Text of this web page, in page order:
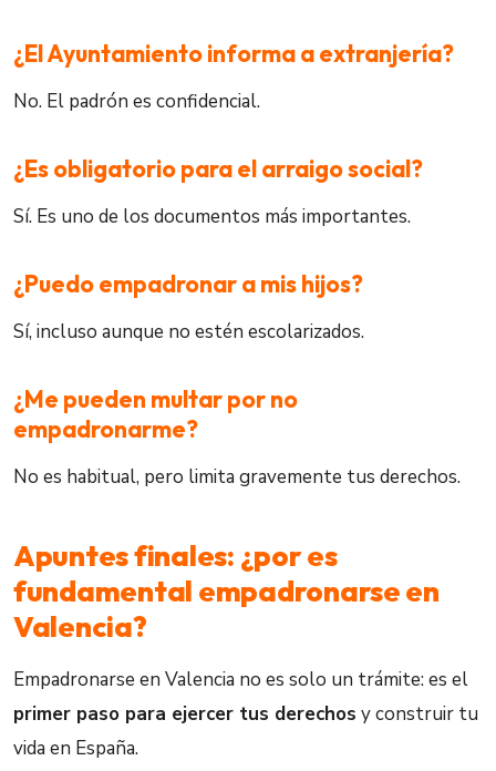
¿El Ayuntamiento informa a extranjería?
No. El padrón es confidencial.
¿Es obligatorio para el arraigo social?
Sí. Es uno de los documentos más importantes.
¿Puedo empadronar a mis hijos?
Sí, incluso aunque no estén escolarizados.
¿Me pueden multar por no
empadronarme?
No es habitual, pero limita gravemente tus derechos.
Apuntes finales: ¿por es
fundamental empadronarse en
Valencia?
Empadronarse en Valencia no es solo un trámite: es el
primer paso para ejercer tus derechos y construir tu
vida en España.